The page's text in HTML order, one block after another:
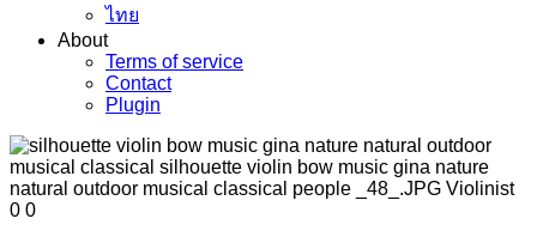
ไทย
About
Terms of service
Contact
Plugin
0 0